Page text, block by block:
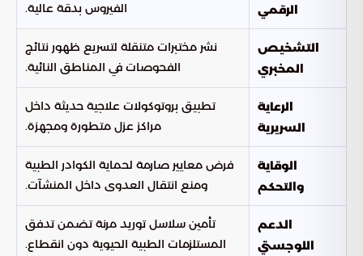
الرقمي
الفيروس بدقة عالية.
التشخيص
المخبري
نشر مختبرات متنقلة لتسريع ظهور نتائج
الفحوصات في المناطق النائية.
الرعاية
السريرية
تطبيق بروتوكولات علاجية حديثة داخل
مراكز عزل متطورة ومجهزة.
الوقاية
والتحكم
فرض معايير صارمة لحماية الكوادر الطبية
ومنع انتقال العدوى داخل المنشآت.
الدعم
اللوجستي
تأمين سلاسل توريد مرنة تضمن تدفق
المستلزمات الطبية الحيوية دون انقطاع.